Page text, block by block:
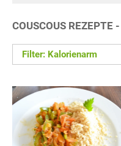
COUSCOUS REZEPTE
Filter: Kalorienarm